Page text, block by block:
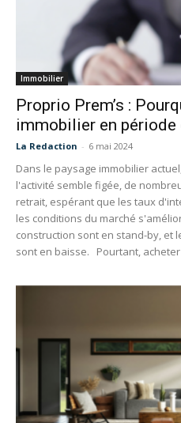
Immobilier
Proprio Prem’s :
immobilier en période
La Redaction - 6 mai 2024
Dans le paysage immobilier
l'activité semble figée, de
retrait, espérant que les taux
les conditions du marché
construction sont en stand-by, et
sont en baisse. Pourtant, acheter